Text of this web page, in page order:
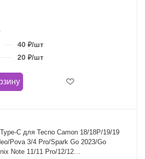
A226B/A045F/A055F/A146B)
40₽/шт
20₽/шт
C для Tecno Camon 18/18P/19/19
Pova 3/4 Pro/Spark Go 2023/Go
Note 11/11 Pro/12/12